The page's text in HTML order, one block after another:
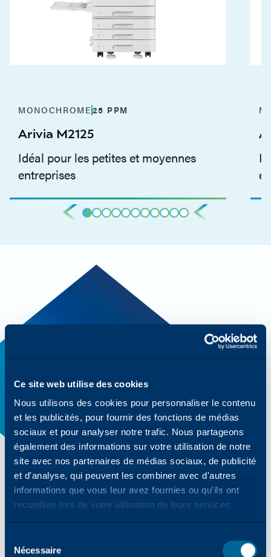
Ce site web utilise des cookies
Nous utilisons des cookies pour personnaliser le contenu
et les publicités, pour fournir des fonctions de médias
sociaux et pour analyser notre trafic. Nous partageons
également des informations sur votre utilisation de notre
site avec nos partenaires de médias sociaux, de publicité
et d'analyse, qui peuvent les combiner avec d'autres
informations que vous leur avez fournies ou qu'ils ont
recueillies lors de votre utilisation de leurs services.
desNécessaire
MONOCHROME25 PPM
Arivia M2125
Idéal pour les petites et moyennes
entreprises
PRODUCTION D'ÉTIQUETTES
Imprimantes numériques